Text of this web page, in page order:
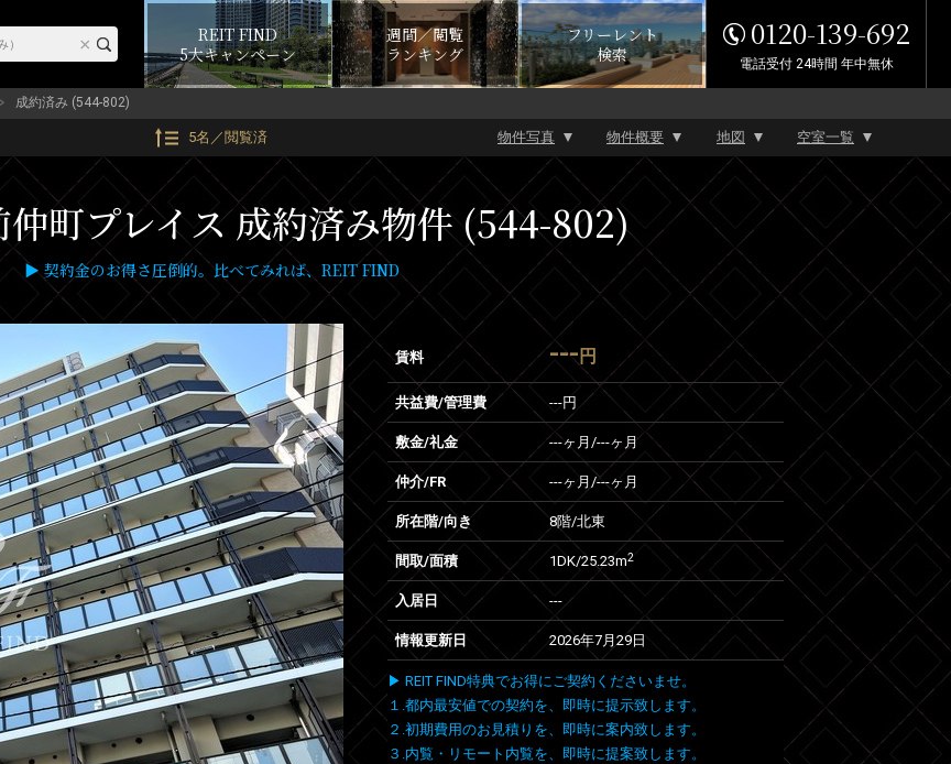
REIT FIND
5大キャンペーン
週間／閲覧
ランキング
フリーレント
検索
0120-139-692
電話受付 24時間 年中無休
成約済み (544-802)
5名／閲覧済 物件写真 物件概要 地図 空室一覧
仲町プレイス 成約済み物件 (544-802)
▶ 契約金のお得さ圧倒的。比べてみれば、REIT FIND
賃料 --- 円
共益費/管理費 ---円
敷金/礼金 ---ヶ月 /---ヶ月
仲介/FR ---ヶ月 /---ヶ月
所在階/向き 8階/北東
間取/面積 1DK/25.23m2
入居日 ---
情報更新日 2026年7月29日
▶ REIT FIND特典でお得にご契約くださいませ。
１.都内最安値での契約を、即時に提示致します。
２.初期費用のお見積りを、即時に案内致します。
３.内覧・リモート内覧を、即時に提案致します。